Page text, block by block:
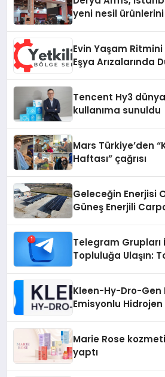
yeni nesil
Evin Yaşam
Eşya Arızalarında
Tencent Hy3
kullanıma sunuldu
Mars Türkiye’den
Haftası” çağrısı
Geleceğin Enerjisi
Güneş Enerjili
Telegram Grupları
Topluluğa Ulaşın:
Kleen-Hy-Dro-Gen
Emisyonlu Hidrojen
Marie Rose
yaptı